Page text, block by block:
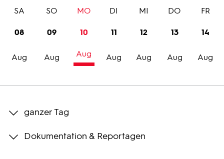
Trailer
Bilder
08
Aug
SA
09
Aug
SO
10
Aug
MO
11
Aug
DI
12
Aug
MI
13
Aug
DO
14
Aug
FR
ganzer Tag
Dokumentation & Reportagen